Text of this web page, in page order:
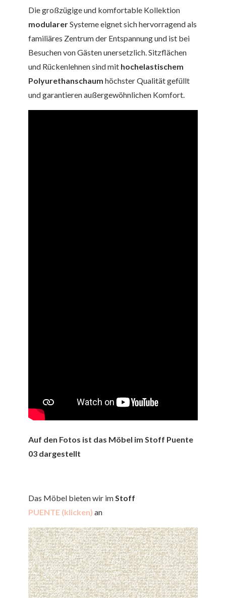
Die großzügige und komfortable Kollektion
modularerSysteme eignet sich hervorragend als
familiäres Zentrum der Entspannung und ist bei
Besuchen von Gästen unersetzlich. Sitzflächen
und Rückenlehnen sind mit hochelastischem
Polyurethanschaum höchster Qualität gefüllt
und garantieren außergewöhnlichen Komfort.
Auf den Fotos ist das Möbel im Stoff Puente
03 dargestellt
Das Möbel bieten wir im Stoff
PUENTE (klicken) an